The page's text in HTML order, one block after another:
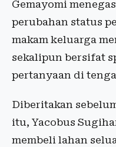
Gemayomi
perubahan status
makam keluarga
sekalipun bersifat
pertanyaan di
Diberitakan
itu, Yacobus
membeli lahan